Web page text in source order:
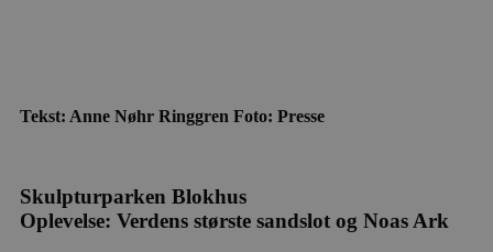
Tekst: Anne Nøhr Ringgren Foto: Presse
Skulpturparken Blokhus
Oplevelse: Verdens største sandslot og Noas Ark